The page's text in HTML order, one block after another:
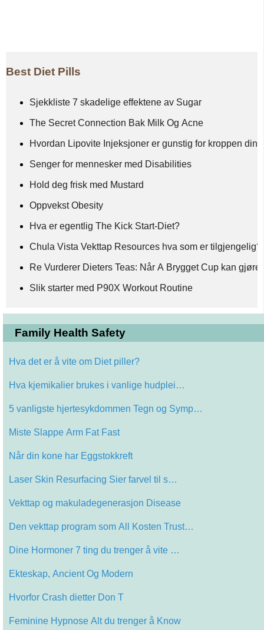
Best Diet Pills
Sjekkliste 7 skadelige effektene av Sugar
The Secret Connection Bak Milk Og Acne
Hvordan Lipovite Injeksjoner er gunstig for kroppen din
Senger for mennesker med Disabilities
Hold deg frisk med Mustard
Oppvekst Obesity
Hva er egentlig The Kick Start-Diet?
Chula Vista Vekttap Resources hva som er tilgjengelig?
Re Vurderer Dieters Teas: Når A Brygget Cup kan gjøre
Slik starter med P90X Workout Routine
Family Health Safety
Hva det er å vite om Diet piller?
Hva kjemikalier brukes i vanlige hudplei…
5 vanligste hjertesykdommen Tegn og Symp…
Miste Slappe Arm Fat Fast
Når din kone har Eggstokkreft
Laser Skin Resurfacing Sier farvel til s…
Vekttap og makuladegenerasjon Disease
Den vekttap program som All Kosten Trust…
Dine Hormoner 7 ting du trenger å vite …
Ekteskap, Ancient Og Modern
Hvorfor Crash dietter Don T
Feminine Hypnose Alt du trenger å Know